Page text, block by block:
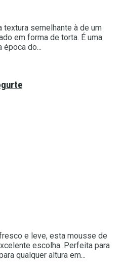
textura semelhante à de um
em forma de torta. É uma
época do...
e leve, esta mousse de
escolha. Perfeita para
qualquer altura em...